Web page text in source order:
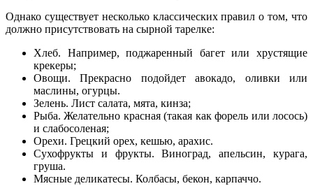
Однако существует несколько классических правил о том, что
должно присутствовать на сырной тарелке:
Хлеб. Например, поджаренный багет или хрустящие
крекеры;
Овощи. Прекрасно подойдет авокадо, оливки или
маслины, огурцы.
Зелень. Лист салата, мята, кинза;
Рыба. Желательно красная (такая как форель или лосось)
и слабосоленая;
Орехи. Грецкий орех, кешью, арахис.
Сухофрукты и фрукты. Виноград, апельсин, курага,
груша.
Мясные деликатесы. Колбасы, бекон, карпаччо.